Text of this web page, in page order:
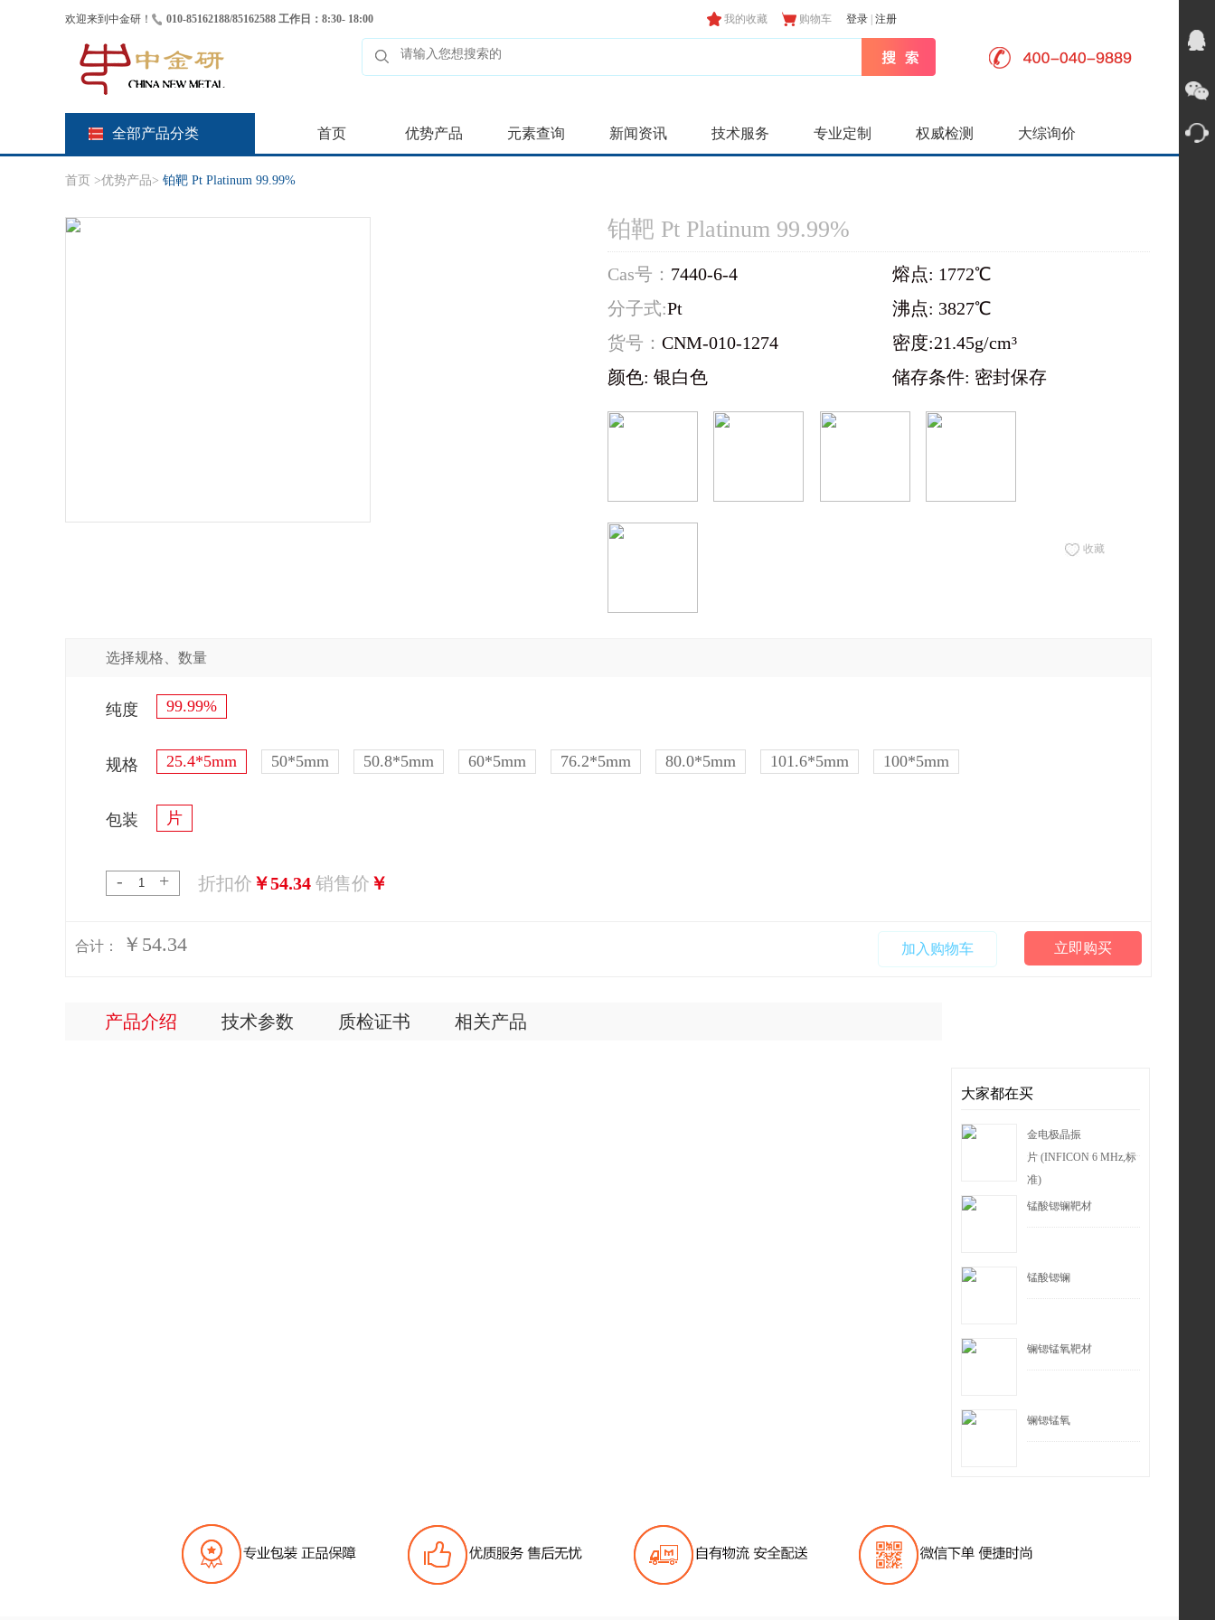
欢迎来到中金研！ 010-85162188/85162588 工作日：8:30- 18:00 我的收藏 购物车 登录 注册
全部产品分类 首页 优势产品 元素查询 新闻资讯 技术服务 专业定制 权威检测 大综询价
首页 >优势产品> 铂靶 Pt Platinum 99.99%
铂靶 Pt Platinum 99.99%
Cas号： 7440-6-4
熔点: 1772℃
分子式:Pt
沸点: 3827℃
货号： CNM-010-1274
密度:21.45g/cm³
颜色: 银白色
储存条件: 密封保存
收藏
选择规格、数量
纯度 99.99%
规格 25.4*5mm 50*5mm 50.8*5mm 60*5mm 76.2*5mm 80.0*5mm 101.6*5mm 100*5mm
包装 片
- + 折扣价 ￥54.34 销售价 ￥
合计： ￥54.34 立即购买
加入购物车
产品介绍 技术参数 质检证书 相关产品
大家都在买
金电极晶振
片 (INFICON 6 MHz,标
准)
锰酸锶镧靶材
锰酸锶镧
镧锶锰氧靶材
镧锶锰氧